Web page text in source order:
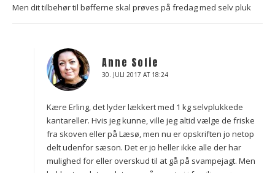
Men dit tilbehør til bøfferne skal prøves på fredag med selv pluk
Anne Sofie
30. JULI 2017 AT 18:24
Kære Erling, det lyder lækkert med 1 kg selvplukkede
kantareller. Hvis jeg kunne, ville jeg altid vælge de friske
fra skoven eller på Læsø, men nu er opskriften jo netop
delt udenfor sæson. Det er jo heller ikke alle der har
mulighed for eller overskud til at gå på svampejagt. Men